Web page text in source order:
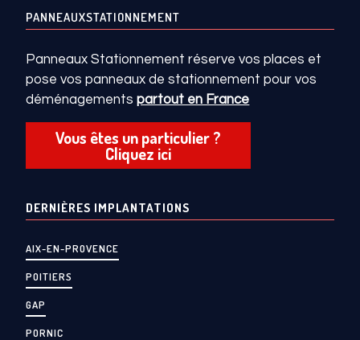
PANNEAUXSTATIONNEMENT
Panneaux Stationnement réserve vos places et
pose vos panneaux de stationnement pour vos
déménagementspartout en France
Vous êtes un particulier ?
Cliquez ici
DERNIÈRES IMPLANTATIONS
AIX-EN-PROVENCE
POITIERS
GAP
PORNIC